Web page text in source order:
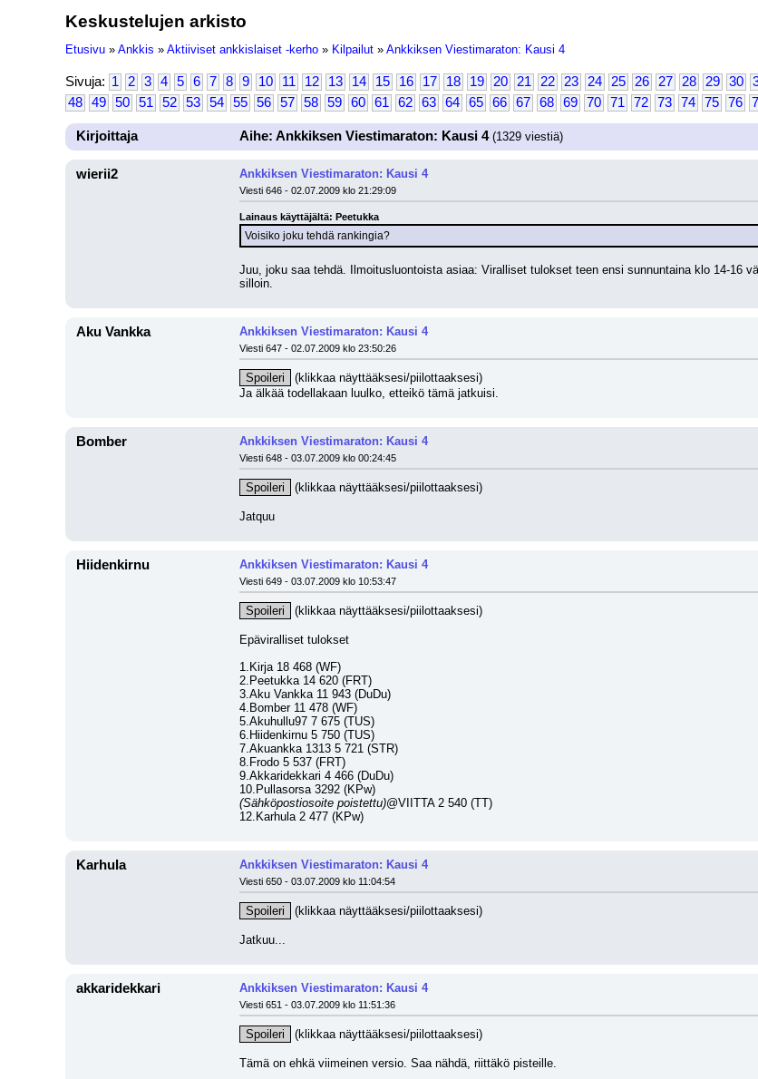
Keskustelujen arkisto
Etusivu » Ankkis » Aktiiviset ankkislaiset -kerho » Kilpailut » Ankkiksen Viestimaraton: Kausi 4
Sivuja: 1 2 3 4 5 6 7 8 9 10 11 12 13 14 15 16 17 18 19 20 21 22 23 24 25 26 27 28 29 30
48
49 50 51 52 53 54 55 56 57 58 59 60 61 62 63 64 65 66 67 68 69 70 71 72 73 74 75 76
Kirjoittaja Aihe: Ankkiksen Viestimaraton: Kausi 4(1329 viestiä)
wierii2 Ankkiksen Viestimaraton: Kausi 4
Viesti 646 - 02.07.2009 klo 21:29:09
Lainaus käyttäjältä: Peetukka
Voisiko joku tehdä rankingia?
Juu, joku saa tehdä. Ilmoitusluontoista asiaa: Viralliset tulokset teen ensi sunnuntaina klo 14-16
silloin.
Aku Vankka Ankkiksen Viestimaraton: Kausi 4
Viesti 647 - 02.07.2009 klo 23:50:26
Spoileri
(klikkaa näyttääksesi/piilottaaksesi)
Ja älkää todellakaan luulko, etteikö tämä jatkuisi.
Bomber Ankkiksen Viestimaraton: Kausi 4
Viesti 648 - 03.07.2009 klo 00:24:45
Spoileri (klikkaa näyttääksesi/piilottaaksesi)
Jatquu
Hiidenkirnu Ankkiksen Viestimaraton: Kausi 4
Viesti 649 - 03.07.2009 klo 10:53:47
Spoileri (klikkaa näyttääksesi/piilottaaksesi)
Epäviralliset tulokset
1.Kirja 18 468 (WF)
2.Peetukka 14 620 (FRT)
3.Aku Vankka 11 943 (DuDu)
4.Bomber 11 478 (WF)
5.Akuhullu97 7 675 (TUS)
6.Hiidenkirnu 5 750 (TUS)
7.Akuankka 1313 5 721 (STR)
8.Frodo 5 537 (FRT)
9.Akkaridekkari 4 466 (DuDu)
10.Pullasorsa 3292 (KPw)
(Sähköpostiosoite poistettu)@VIITTA 2 540 (TT)
12.Karhula 2 477 (KPw)
Karhula Ankkiksen Viestimaraton: Kausi 4
Viesti 650 - 03.07.2009 klo 11:04:54
Spoileri (klikkaa näyttääksesi/piilottaaksesi)
Jatkuu...
akkaridekkari Ankkiksen Viestimaraton: Kausi 4
Viesti 651 - 03.07.2009 klo 11:51:36
Spoileri (klikkaa näyttääksesi/piilottaaksesi)
Tämä on ehkä viimeinen versio. Saa nähdä, riittäkö pisteille.